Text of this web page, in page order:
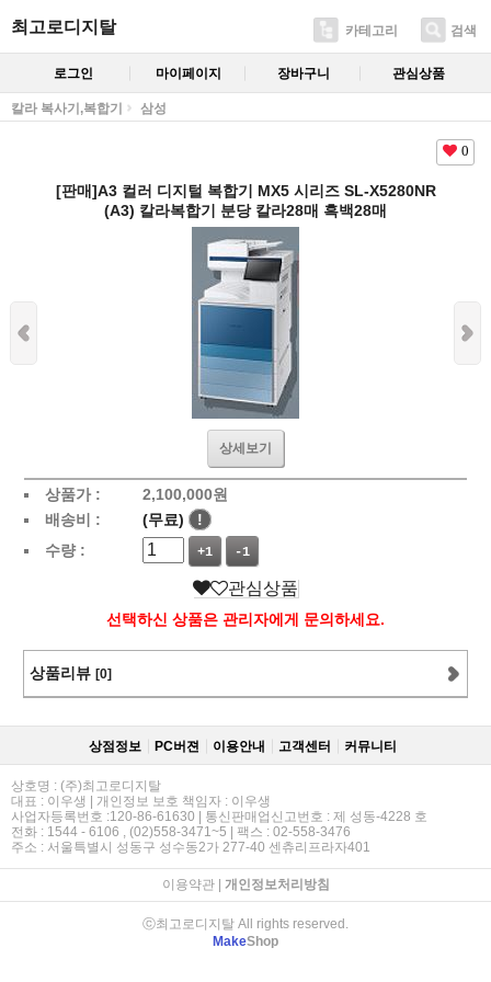
최고로디지탈 카테고리 검색
로그인 마이페이지 장바구니 관심상품
칼라 복사기,복합기 삼성
0
[판매]A3 컬러 디지털 복합기 MX5 시리즈 SL-X5280NR
(A3) 칼라복합기 분당 칼라28매 흑백28매
상세보기
상품가 : 2,100,000원
배송비 :
(무료)
!
수량 :
+1 -1
관심상품
선택하신 상품은 관리자에게 문의하세요.
상품리뷰 [0]
상점정보 PC버젼 이용안내 고객센터 커뮤니티
상호명 : (주)최고로디지탈
대표 : 이우생 | 개인정보 보호 책임자 : 이우생
사업자등록번호 :120-86-61630 | 통신판매업신고번호 : 제 성동-4228 호
전화 : 1544 - 6106 , (02)558-3471~5 | 팩스 : 02-558-3476
주소 : 서울특별시 성동구 성수동2가 277-40 센츄리프라자401
이용약관| 개인정보처리방침
ⓒ최고로디지탈 All rights reserved.
MakeShop